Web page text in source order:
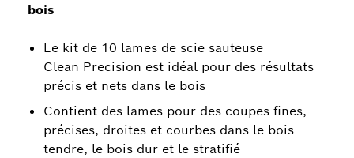
bois
Le kit de 10 lames de scie sauteuse
Clean Precision est idéal pour des résultats
précis et nets dans le bois
Contient des lames pour des coupes fines,
précises, droites et courbes dans le bois
tendre, le bois dur et le stratifié